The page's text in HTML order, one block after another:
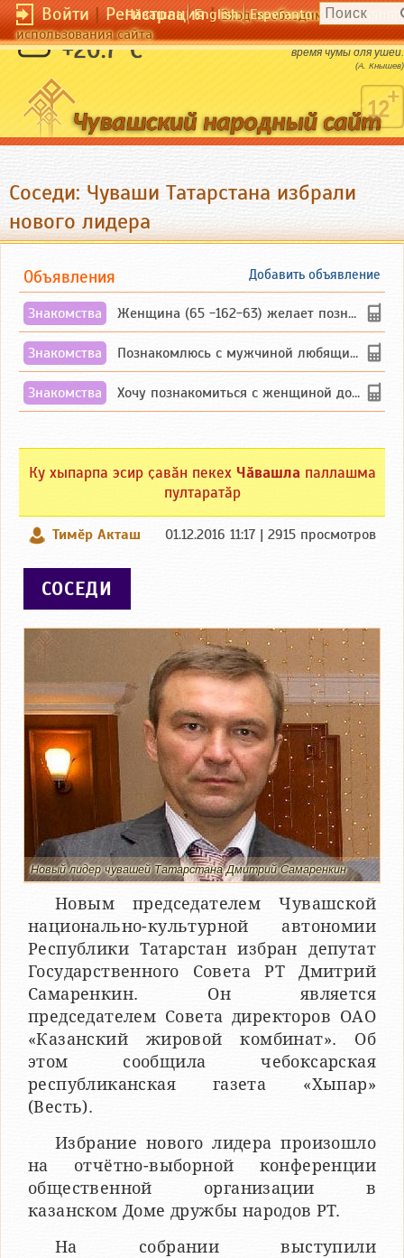
Войти|Регистрация|Вход необходим для
использования сайта
Чӑвашла English Esperanto
+20.7 °C
Красивая женщина - это пир для глаз во
время чумы для ушей.
(А. Кнышев)
Соседи: Чуваши Татарстана избрали
нового лидера
Добавить объявление
Объявления
Знакомства Женщина (65 -162-63) желает познакомиться с одиноким, добродушным, без вредных ...
Знакомства Познакомлюсь с мужчиной любящим танцевать и петь на родном чувашском языке
Знакомства Хочу познакомиться с женщиной до 55 лет чувашской или русской национальности дл...
Ку хыпарпа эсир ҫавӑн пекех Чӑвашла паллашма
пултаратӑр
Тимӗр Акташ 01.12.2016 11:17 | 2915 просмотров
СОСЕДИ
Новый лидер чувашей Татарстана Дмитрий Самаренкин
Новым председателем Чувашской
национально-культурной автономии
Республики Татарстан избран депутат
Государственного Совета РТ Дмитрий
Самаренкин. Он является
председателем Совета директоров ОАО
«Казанский жировой комбинат». Об
этом сообщила чебоксарская
республиканская газета «Хыпар»
(Весть).
Избрание нового лидера произошло
на отчётно-выборной конференции
общественной организации в
казанском Доме дружбы народов РТ.
На собрании выступили